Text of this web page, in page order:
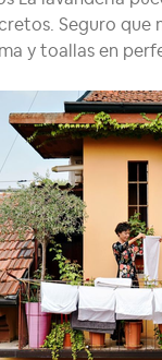
Seguro que
y toallas en